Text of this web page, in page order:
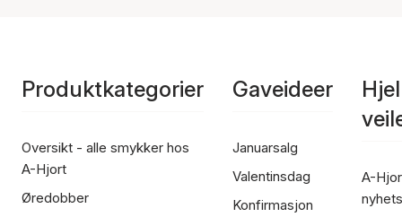
Produktkategorier
Oversikt - alle smykker hos
A-Hjort
Øredobber
Gaveideer
Januarsalg
Valentinsdag
Konfirmasjon
A-